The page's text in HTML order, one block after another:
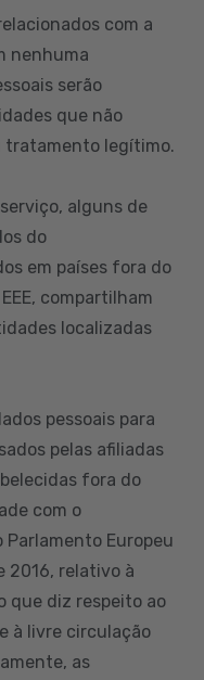
com a
nenhuma
serão
que não
tratamento legítimo.
alguns de
do
em países fora do
compartilham
localizadas
pessoais para
pelas afiliadas
fora do
com o
Parlamento Europeu
2016, relativo à
que diz respeito ao
à livre circulação
as